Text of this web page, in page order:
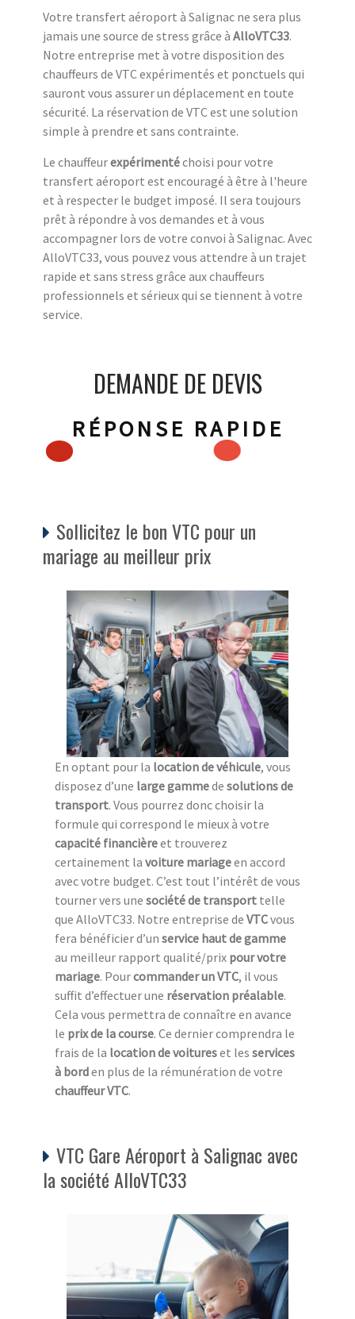
Votre transfert aéroport à Salignac ne sera plus
jamais une source de stress grâce à AlloVTC33.
Notre entreprise met à votre disposition des
chauffeurs de VTC expérimentés et ponctuels qui
sauront vous assurer un déplacement en toute
sécurité. La réservation de VTC est une solution
simple à prendre et sans contrainte.
Le chauffeurexpérimentéchoisi pour votre
transfert aéroport est encouragé à être à l'heure
et à respecter le budget imposé. Il sera toujours
prêt à répondre à vos demandes et à vous
accompagner lors de votre convoi à Salignac. Avec
AlloVTC33, vous pouvez vous attendre à un trajet
rapide et sans stress grâce aux chauffeurs
professionnels et sérieux qui se tiennent à votre
service.
DEMANDE DE DEVIS
RÉPONSE RAPIDE
Sollicitez le bon VTC pour un
mariage au meilleur prix
En optant pour la location de véhicule, vous
disposez d’une large gammede solutions de
transport. Vous pourrez donc choisir la
formule qui correspond le mieux à votre
capacité financièreet trouverez
certainement la voiture mariageen accord
avec votre budget. C’est tout l’intérêt de vous
tourner vers une société de transport telle
que AlloVTC33. Notre entreprise de VTCvous
fera bénéficier d’un service haut de gamme
au meilleur rapport qualité/prix pour votre
mariage. Pourcommander un VTC, il vous
suffit d’effectuer une réservation préalable.
Cela vous permettra de connaître en avance
le prix de la course. Ce dernier comprendra le
frais de la location de voitureset les services
à borden plus de la rémunération de votre
chauffeur VTC.
VTC Gare Aéroport à Salignac avec
la société AlloVTC33